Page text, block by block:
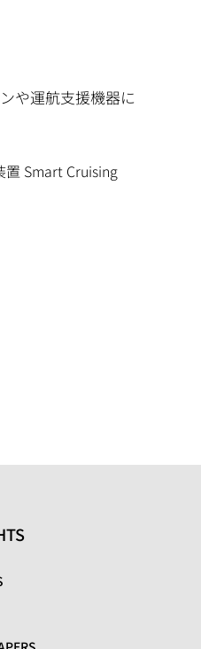
や運航支援機器に
置 Smart Cruising